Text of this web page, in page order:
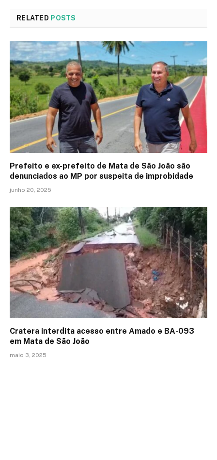
RELATED POSTS
Prefeito e ex-prefeito de Mata de São João são
denunciados ao MP por suspeita de improbidade
junho 20, 2025
Cratera interdita acesso entre Amado e BA-093
em Mata de São João
maio 3, 2025